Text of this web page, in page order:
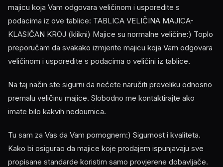
majicu koja Vam odgovara veličinom i usporedite s
podacima iz ove tablice: TABLICA VELIČINA MAJICA-
KLASIČAN KROJ (klikni) Majice su normalne veličine:) Toplo
preporučam da svakako izmjerite majicu koja Vam odgovara
veličinom i usporedite s podacima o veličini iz tablice.
Na taj način ste sigurni da nećete naručiti preveliku odnosno
premalu veličinu majice. Slobodno me kontaktirajte ako
imate bilo kakvih nedoumica.
Tu sam za Vas da Vam pomognem:) Sigurnost i kvaliteta.
Kako bi osigurao da majice koje prodajem ispunjavaju sve
propisane standarde koristim samo provjerene dobavljače.